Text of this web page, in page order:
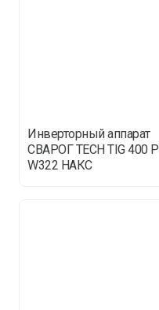
Инверторный аппарат
СВАРОГ TECH TIG 400 P
W322 НАКС